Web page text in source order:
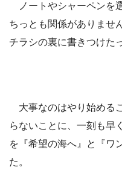
ノートやシャーペンを
ちっとも関係がありませ
チラシの裏に書きつけた
大事なのはやり始める
らないことに、一刻も早
を『希望の海へ』と『ワ
た。